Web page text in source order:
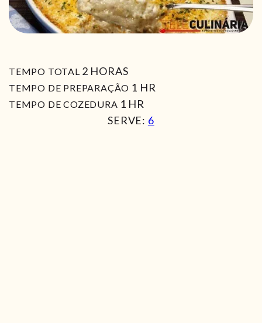
TEMPO TOTAL 2HORAS
HORAS
TEMPO DE PREPARAÇÃO 1 HORA
HR
TEMPO DE COZEDURA 1 HORA
HR
SERVE: 6